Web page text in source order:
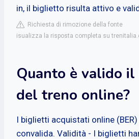
in, il biglietto risulta attivo e
Richiesta di rimozione della fonte
isualizza la risposta completa su
Quanto è valido
del treno online?
I biglietti acquistati online
convalida. Validità - I biglietti